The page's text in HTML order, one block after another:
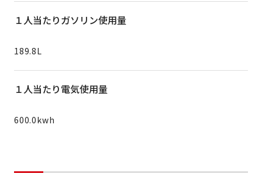
１人当たりガソリン使用量
189.8L
１人当たり電気使用量
600.0kwh